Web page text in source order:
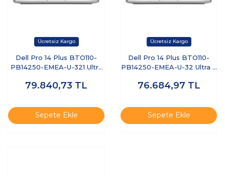
Dell Pro 14 Plus BTO110-
PB14250-EMEA-U-321 Ultra
Free Dos Dizüstü Bilgisayar
79.840,73 TL
Sepete Ekle
Dell Pro 14 Plus BTO110-
PB14250-EMEA-U-32 Ultra 7
Ubuntu Dizüstü Bilgisayar
76.684,97 TL
Sepete Ekle